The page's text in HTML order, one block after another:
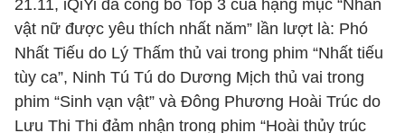
21.11, iQiYi đã công bố Top 3 của hạng mục “Nhân
vật nữ được yêu thích nhất năm” lần lượt là: Phó
Nhất Tiếu do Lý Thấm thủ vai trong phim “Nhất tiếu
tùy ca”, Ninh Tú Tú do Dương Mịch thủ vai trong
phim “Sinh vạn vật” và Đông Phương Hoài Trúc do
Lưu Thi Thi đảm nhận trong phim “Hoài thủy trúc